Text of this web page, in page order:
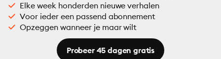
Elke week honderden nieuwe verhalen
Voor ieder een passend abonnement
Opzeggen wanneer je maar wilt
Probeer 45 dagen gratis